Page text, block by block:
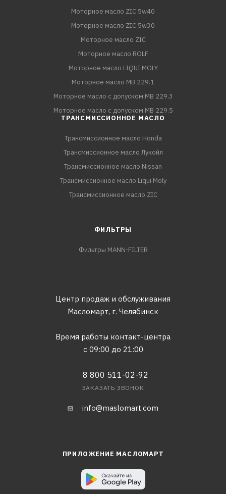
Моторное масло ZIC 5w40
Моторное масло ZIC 5w30
Моторное масло ZIC
Моторное масло ROLF
Моторное масло LIQUI MOLY
Моторное масло MB 229.1
Моторное масло с допуском MB 229.3
Моторное масло с допуском MB 229.5
ТРАНСМИССИОННОЕ МАСЛО
Трансмиссионное масло Honda
Трансмиссионное масло Лукойл
Трансмиссионное масло Nissan
Трансмиссионное масло Liqui Moly
Трансмиссионное масло ZIC
ФИЛЬТРЫ
Фильтры MANN-FILTER
Центр продаж и обслуживания
Масломарт, г. Челябинск
Время работы контакт-центра
с 09:00 до 21:00
8 800 511-02-92
ЗАКАЗАТЬ ЗВОНОК
info@maslomart.com
ПРИЛОЖЕНИЕ МАСЛОМАРТ